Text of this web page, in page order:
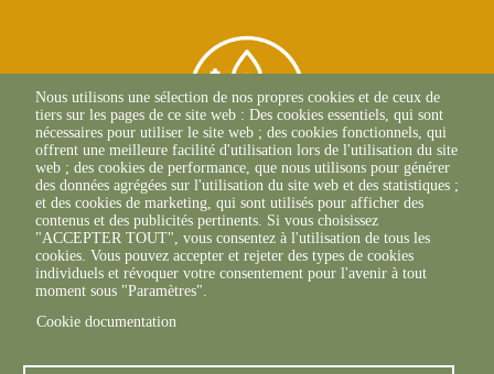
2, Esplanade Roland
Garros
51 100 REIMS
03.26.77.36.70
Nous utilisons une sélection de nos propres cookies et de ceux de
tiers sur les pages de ce site web : Des cookies essentiels, qui sont
nécessaires pour utiliser le site web ; des cookies fonctionnels, qui
offrent une meilleure facilité d'utilisation lors de l'utilisation du site
web ; des cookies de performance, que nous utilisons pour générer
des données agrégées sur l'utilisation du site web et des statistiques ;
et des cookies de marketing, qui sont utilisés pour afficher des
contenus et des publicités pertinents. Si vous choisissez
"ACCEPTER TOUT", vous consentez à l'utilisation de tous les
cookies. Vous pouvez accepter et rejeter des types de cookies
individuels et révoquer votre consentement pour l'avenir à tout
moment sous "Paramètres".
Cookie documentation